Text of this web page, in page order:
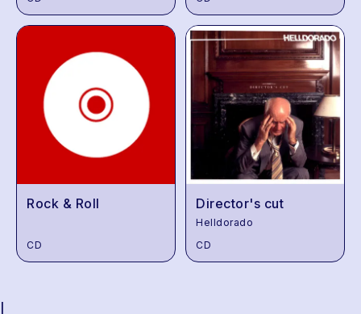
Rock & Roll
CD
Director's cut
Helldorado
CD